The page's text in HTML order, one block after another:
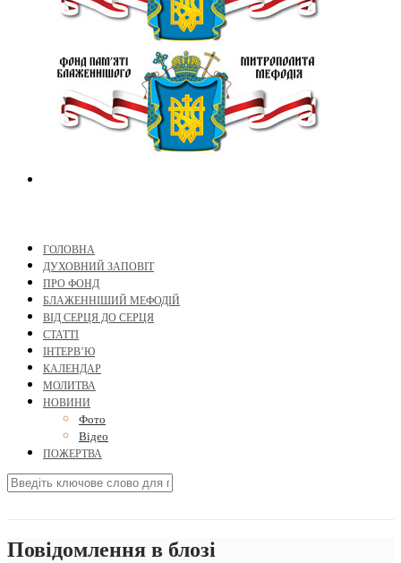
ГОЛОВНА
ДУХОВНИЙ ЗАПОВІТ
ПРО ФОНД
БЛАЖЕННІШИЙ МЕФОДІЙ
ВІД СЕРЦЯ ДО СЕРЦЯ
СТАТТІ
ІНТЕРВ’Ю
КАЛЕНДАР
МОЛИТВА
НОВИНИ
Фото
Відео
ПОЖЕРТВА
Повідомлення в блозі